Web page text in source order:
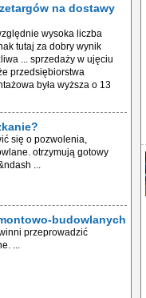
na dostawy
wysoka liczba
tutaj za dobry wynik
... sprzedaży w ujęciu
przedsiębiorstwa
była wyższa o 13
się o pozwolenia,
otrzymują gotowy
...
budowlanych
przeprowadzić
...